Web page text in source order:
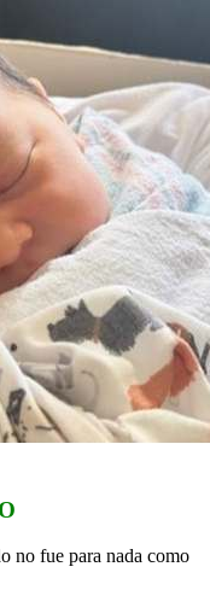
no fue para nada como